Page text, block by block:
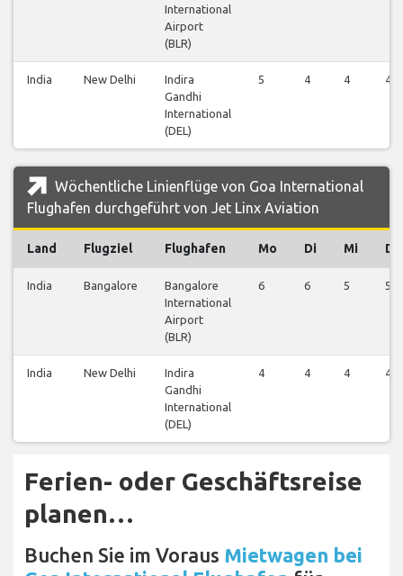
International
Airport
(BLR)
India New Delhi
Indira
Gandhi
International
(DEL)
5 4 4 4
Wöchentliche Linienflüge von Goa International
Flughafen durchgeführt von Jet Linx Aviation
Land Flugziel Flughafen Mo Di Mi Do
India Bangalore
Bangalore
International
Airport
(BLR)
6 6 5 5
India New Delhi
Indira
Gandhi
International
(DEL)
4 4 4 4
Ferien- oder Geschäftsreise
planen…
Buchen Sie im Voraus Mietwagen bei